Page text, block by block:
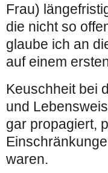
Frau)
die nicht so
glaube ich an
auf einem
Keuschheit bei
und
gar propagiert,
waren.